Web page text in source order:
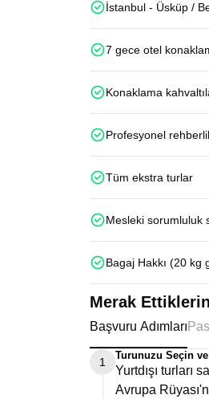
İstanbul - Üsküp /
7 gece otel
Konaklama
Profesyonel
Tüm ekstra turlar
Mesleki sorumluluk
Bagaj Hakkı (20 kg
Merak
Başvuru Adımları
1
Turunuzu Seçin
Yurtdışı turları
Avrupa